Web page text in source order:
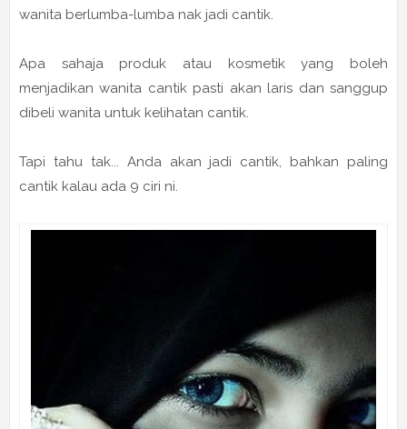
wanita berlumba-lumba nak jadi cantik.
Apa sahaja produk atau kosmetik yang boleh
menjadikan wanita cantik pasti akan laris dan sanggup
dibeli wanita untuk kelihatan cantik.
Tapi tahu tak... Anda akan jadi cantik, bahkan paling
cantik kalau ada 9 ciri ni.